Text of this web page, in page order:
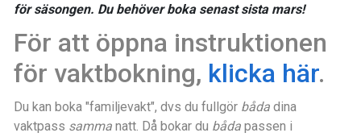
för säsongen. Du behöver boka senast sista mars!
För att öppna instruktionen
för vaktbokning, klicka här.
Du kan boka "familjevakt", dvs du fullgör båda dina
vaktpass samma natt. Då bokar du båda passen i